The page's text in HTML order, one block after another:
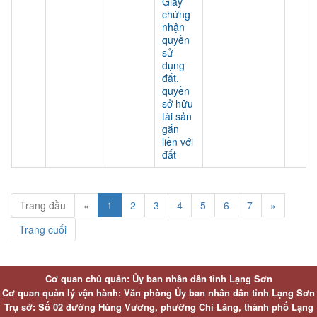
chứng
nhận
quyền
sử
dụng
đất,
quyền
sở hữu
tài sản
gắn
liền với
đất
Trang đầu « 1 2 3 4 5 6 7
»
Trang cuối
Cơ quan chủ quản: Ủy ban nhân dân tỉnh Lạng Sơn
Cơ quan quản lý vận hành: Văn phòng Ủy ban nhân dân tỉnh Lạng Sơn
Trụ sở: Số 02 đường Hùng Vương, phường Chi Lăng, thành phố Lạng